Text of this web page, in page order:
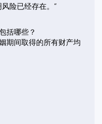
险已经存在。”
括哪些？
期间取得的所有财产均